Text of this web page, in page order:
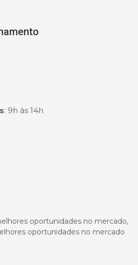
: 9h às 14h
oportunidades no mercado,
oportunidades no mercado